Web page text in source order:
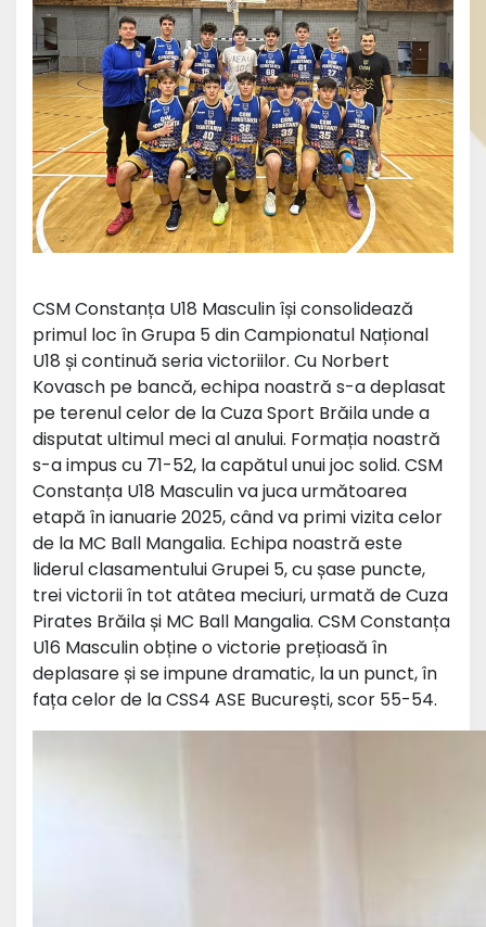
CSM Constanța U18 Masculin își consolidează
primul loc în Grupa 5 din Campionatul Național
U18 și continuă seria victoriilor. Cu Norbert
Kovasch pe bancă, echipa noastră s-a deplasat
pe terenul celor de la Cuza Sport Brăila unde a
disputat ultimul meci al anului. Formația noastră
s-a impus cu 71-52, la capătul unui joc solid. CSM
Constanța U18 Masculin va juca următoarea
etapă în ianuarie 2025, când va primi vizita celor
de la MC Ball Mangalia. Echipa noastră este
liderul clasamentului Grupei 5, cu șase puncte,
trei victorii în tot atâtea meciuri, urmată de Cuza
Pirates Brăila și MC Ball Mangalia. CSM Constanța
U16 Masculin obține o victorie prețioasă în
deplasare și se impune dramatic, la un punct, în
fața celor de la CSS4 ASE București, scor 55-54.